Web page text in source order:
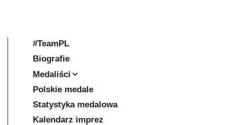
#TeamPL
Biografie
Medaliści
Polskie medale
Statystyka medalowa
Kalendarz imprez